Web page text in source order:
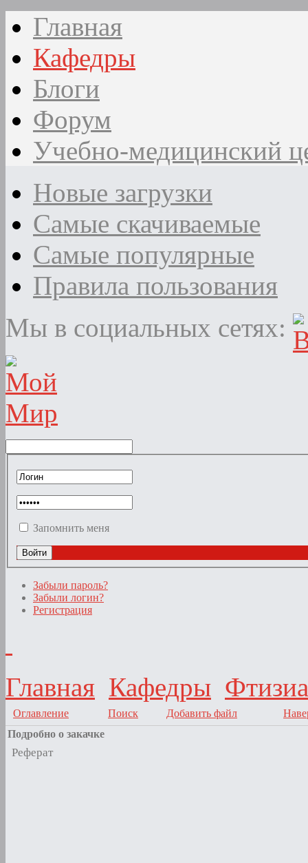
Главная
Кафедры
Блоги
Форум
Учебно-медицинский
Новые загрузки
Самые скачиваемые
Самые популярные
Правила пользования
Мы в социальных сетях:
Запомнить меня
Забыли пароль?
Забыли логин?
Регистрация
Главная Кафедры
Оглавление Поиск Добавить файл
Подробно о закачке
Реферат